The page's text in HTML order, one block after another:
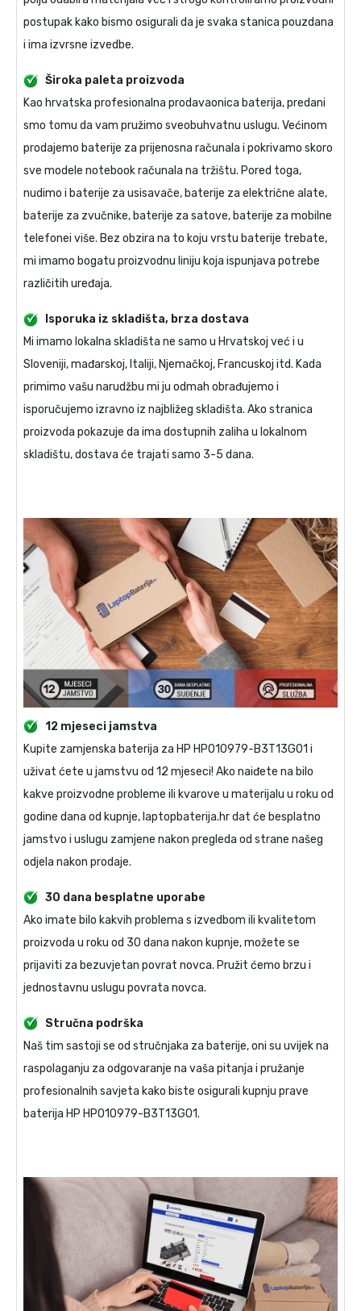
postupak kako bismo osigurali da je svaka stanica pouzdana
i ima izvrsne izvedbe.
Široka paleta proizvoda
Kao hrvatska profesionalna prodavaonica baterija, predani
smo tomu da vam pružimo sveobuhvatnu uslugu. Većinom
prodajemo baterije za prijenosna računala i pokrivamo skoro
sve modele notebook računala na tržištu. Pored toga,
nudimo i baterije za usisavače, baterije za električne alate,
baterije za zvučnike, baterije za satove, baterije za mobilne
telefonei više. Bez obzira na to koju vrstu baterije trebate,
mi imamo bogatu proizvodnu liniju koja ispunjava potrebe
različitih uređaja.
Isporuka iz skladišta, brza dostava
Mi imamo lokalna skladišta ne samo u Hrvatskoj već i u
Sloveniji, mađarskoj, Italiji, Njemačkoj, Francuskoj itd. Kada
primimo vašu narudžbu mi ju odmah obrađujemo i
isporučujemo izravno iz najbližeg skladišta. Ako stranica
proizvoda pokazuje da ima dostupnih zaliha u lokalnom
skladištu, dostava će trajati samo 3-5 dana.
12 mjeseci jamstva
Kupite zamjenska baterija za HP HP010979-B3T13G01 i
uživat ćete u jamstvu od 12 mjeseci! Ako naiđete na bilo
kakve proizvodne probleme ili kvarove u materijalu u roku od
godine dana od kupnje, laptopbaterija.hr dat će besplatno
jamstvo i uslugu zamjene nakon pregleda od strane našeg
odjela nakon prodaje.
30 dana besplatne uporabe
Ako imate bilo kakvih problema s izvedbom ili kvalitetom
proizvoda u roku od 30 dana nakon kupnje, možete se
prijaviti za bezuvjetan povrat novca. Pružit ćemo brzu i
jednostavnu uslugu povrata novca.
Stručna podrška
Naš tim sastoji se od stručnjaka za baterije, oni su uvijek na
raspolaganju za odgovaranje na vaša pitanja i pružanje
profesionalnih savjeta kako biste osigurali kupnju prave
baterija HP HP010979-B3T13G01.